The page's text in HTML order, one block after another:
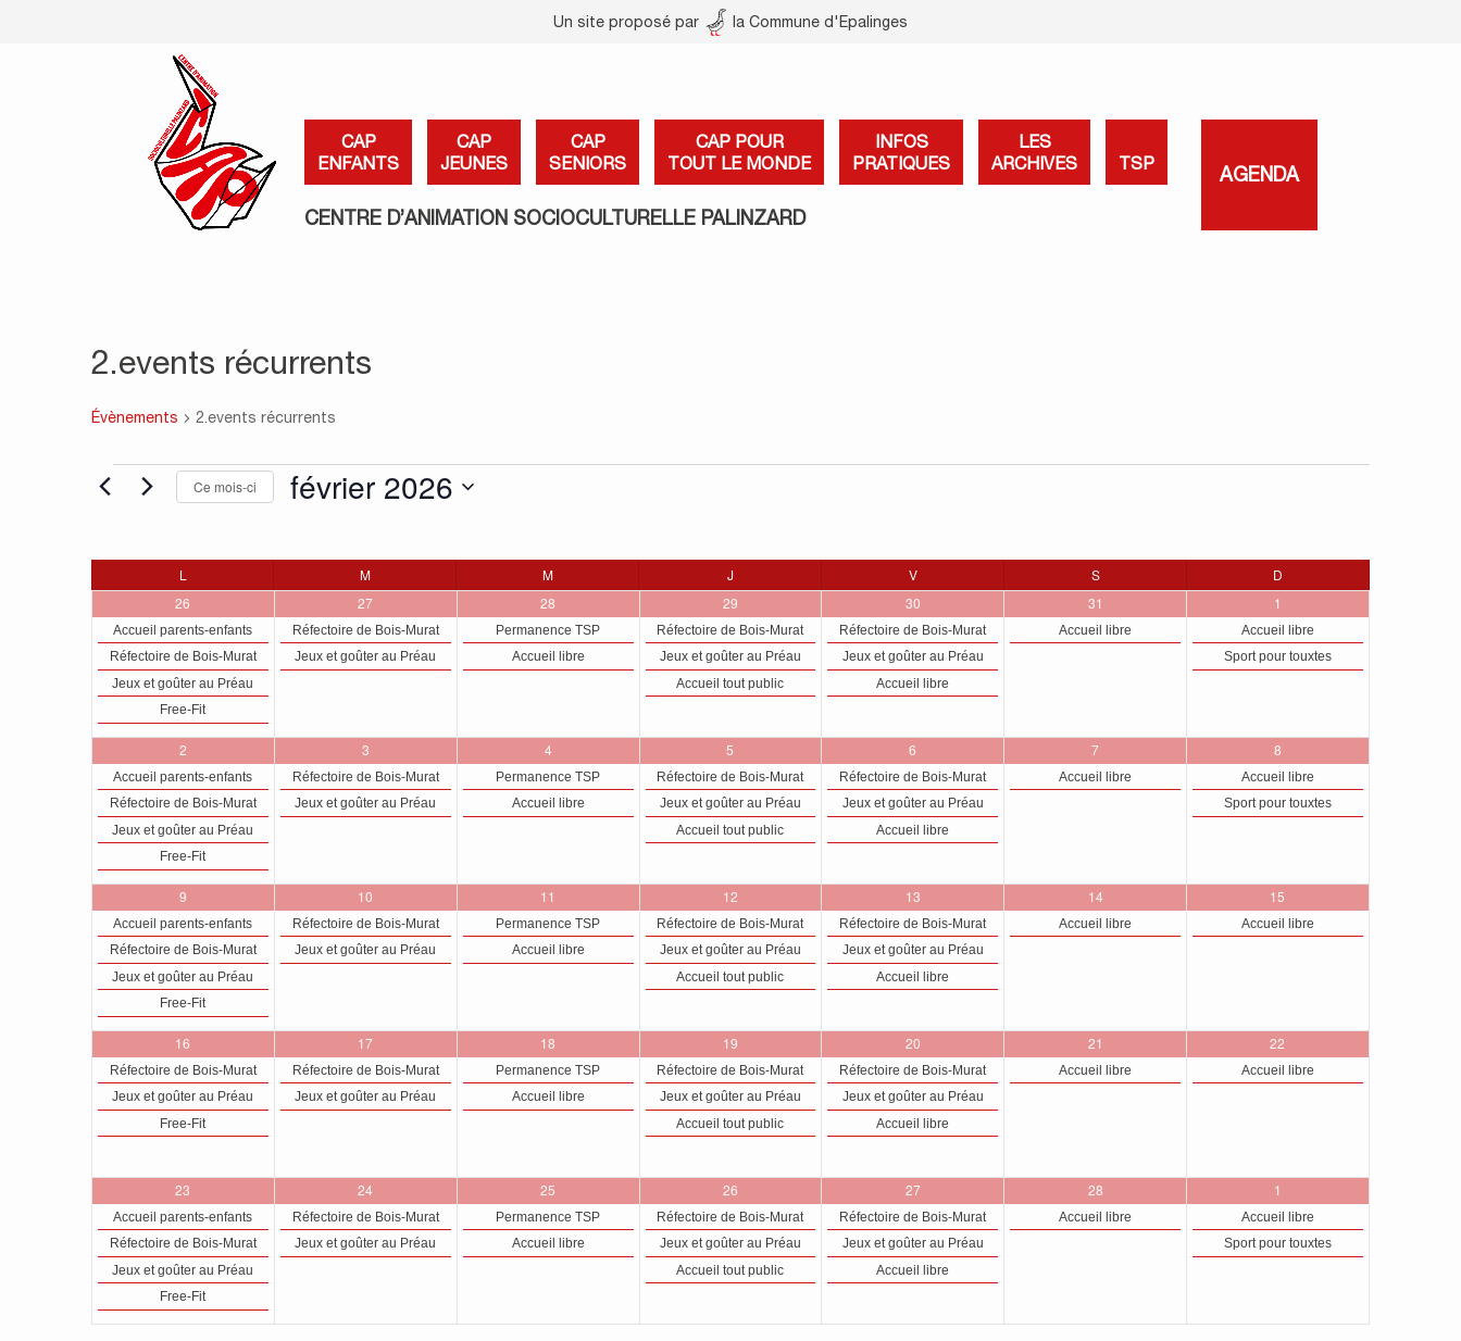
Un site proposé par la Commune d'Epalinges
CAP
ENFANTS
CAP
JEUNES
CAP
SENIORS
CAP POUR
TOUT LE MONDE
INFOS
PRATIQUES
LES
ARCHIVES
TSP
AGENDA
CENTRE D’ANIMATION SOCIOCULTURELLE PALINZARD
2.events récurrents
Évènements 2.events récurrents
Évènements
Ce mois-ci février 2026
Calendrier
de
Évènements
L MMARDI MMERCREDI J VVENDREDI SSAMEDI D
4
évènements,
26
Accueil parents-enfants
Réfectoire de Bois-Murat
Jeux et goûter au Préau
Free-Fit
2
évènements,
27
Réfectoire de Bois-Murat
Jeux et goûter au Préau
2
évènements,
28
Permanence TSP
Accueil libre
3
évènements,
29
Réfectoire de Bois-Murat
Jeux et goûter au Préau
Accueil tout public
3
évènements,
30
Réfectoire de Bois-Murat
Jeux et goûter au Préau
Accueil libre
1
évènement,
31
Accueil libre
2
évènements,
1
Accueil libre
Sport pour touxtes
4
évènements,
2
Accueil parents-enfants
Réfectoire de Bois-Murat
Jeux et goûter au Préau
Free-Fit
2
évènements,
3
Réfectoire de Bois-Murat
Jeux et goûter au Préau
2
évènements,
4
Permanence TSP
Accueil libre
3
évènements,
5
Réfectoire de Bois-Murat
Jeux et goûter au Préau
Accueil tout public
3
évènements,
6
Réfectoire de Bois-Murat
Jeux et goûter au Préau
Accueil libre
1
évènement,
7
Accueil libre
2
évènements,
8
Accueil libre
Sport pour touxtes
4
évènements,
9
Accueil parents-enfants
Réfectoire de Bois-Murat
Jeux et goûter au Préau
Free-Fit
2
évènements,
10
Réfectoire de Bois-Murat
Jeux et goûter au Préau
2
évènements,
11
Permanence TSP
Accueil libre
3
évènements,
12
Réfectoire de Bois-Murat
Jeux et goûter au Préau
Accueil tout public
3
évènements,
13
Réfectoire de Bois-Murat
Jeux et goûter au Préau
Accueil libre
1
évènement,
14
Accueil libre
1
évènement,
15
Accueil libre
3
évènements,
16
Réfectoire de Bois-Murat
Jeux et goûter au Préau
Free-Fit
2
évènements,
17
Réfectoire de Bois-Murat
Jeux et goûter au Préau
2
évènements,
18
Permanence TSP
Accueil libre
3
évènements,
19
Réfectoire de Bois-Murat
Jeux et goûter au Préau
Accueil tout public
3
évènements,
20
Réfectoire de Bois-Murat
Jeux et goûter au Préau
Accueil libre
1
évènement,
21
Accueil libre
1
évènement,
22
Accueil libre
4
évènements,
23
Accueil parents-enfants
Réfectoire de Bois-Murat
Jeux et goûter au Préau
Free-Fit
2
évènements,
24
Réfectoire de Bois-Murat
Jeux et goûter au Préau
2
évènements,
25
Permanence TSP
Accueil libre
3
évènements,
26
Réfectoire de Bois-Murat
Jeux et goûter au Préau
Accueil tout public
3
évènements,
27
Réfectoire de Bois-Murat
Jeux et goûter au Préau
Accueil libre
1
évènement,
28
Accueil libre
2
évènements,
1
Accueil libre
Sport pour touxtes